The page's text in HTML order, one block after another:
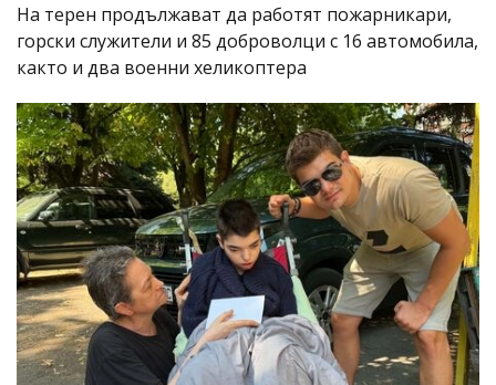
На терен продължават да работят пожарникари,
горски служители и 85 доброволци с 16 автомобила,
както и два военни хеликоптера